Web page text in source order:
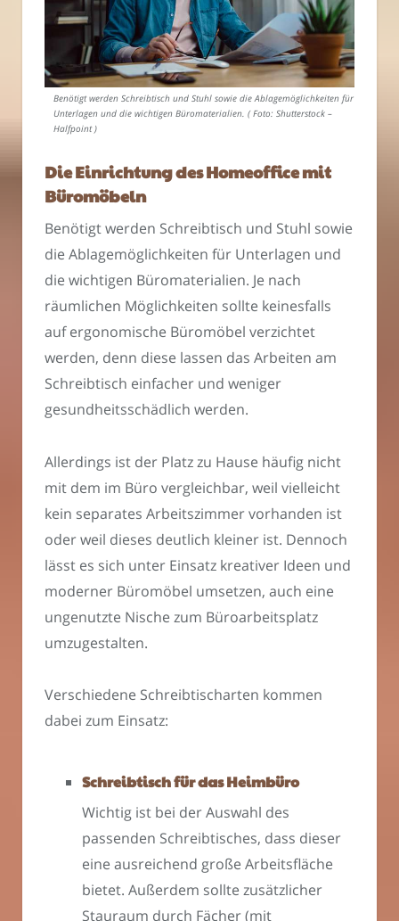
Benötigt werden Schreibtisch und Stuhl sowie die Ablagemöglichkeiten für
Unterlagen und die wichtigen Büromaterialien. ( Foto: Shutterstock –
Halfpoint )
Die Einrichtung des Homeoffice mit
Büromöbeln
Benötigt werden Schreibtisch und Stuhl sowie
die Ablagemöglichkeiten für Unterlagen und
die wichtigen Büromaterialien. Je nach
räumlichen Möglichkeiten sollte keinesfalls
auf ergonomische Büromöbel verzichtet
werden, denn diese lassen das Arbeiten am
Schreibtisch einfacher und weniger
gesundheitsschädlich werden.
Allerdings ist der Platz zu Hause häufig nicht
mit dem im Büro vergleichbar, weil vielleicht
kein separates Arbeitszimmer vorhanden ist
oder weil dieses deutlich kleiner ist. Dennoch
lässt es sich unter Einsatz kreativer Ideen und
moderner Büromöbel umsetzen, auch eine
ungenutzte Nische zum Büroarbeitsplatz
umzugestalten.
Verschiedene Schreibtischarten kommen
dabei zum Einsatz:
Schreibtisch für das Heimbüro
Wichtig ist bei der Auswahl des
passenden Schreibtisches, dass dieser
eine ausreichend große Arbeitsfläche
bietet. Außerdem sollte zusätzlicher
Stauraum durch Fächer (mit